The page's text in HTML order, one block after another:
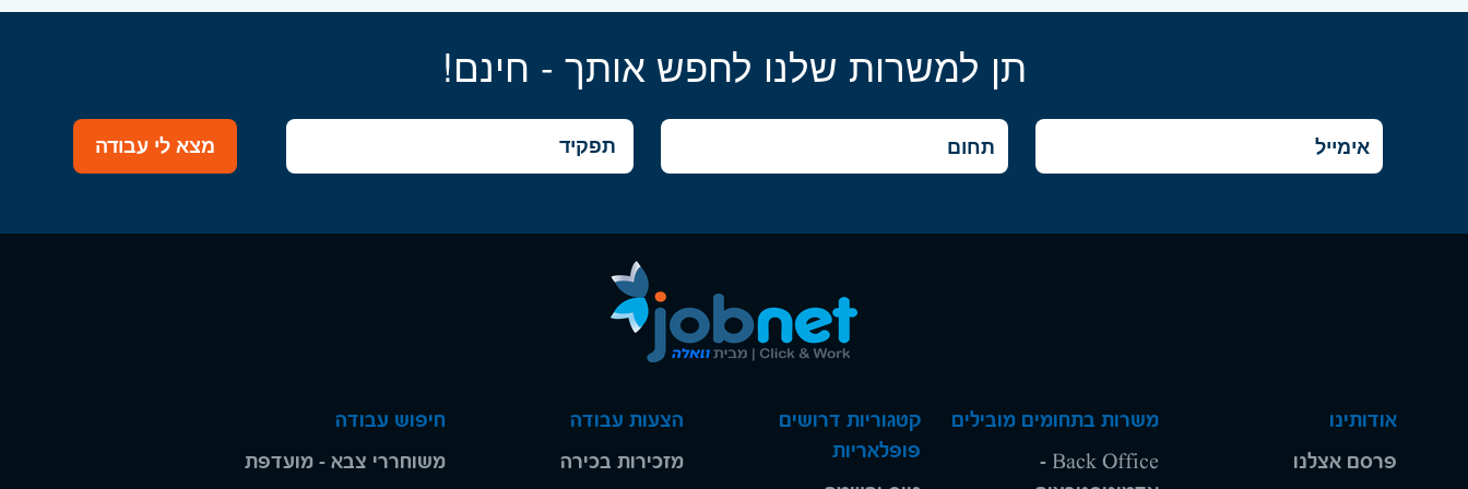
תן למשרות שלנו לחפש אותך - חינם!
מצא לי עבודה
אודותינו
פרסם אצלנו
משרות בתחומים מובילים
Back Office -
קטגוריות דרושים
פופלאריות
הצעות עבודה
מזכירות בכירה
חיפוש עבודה
משוחררי צבא - מועדפת